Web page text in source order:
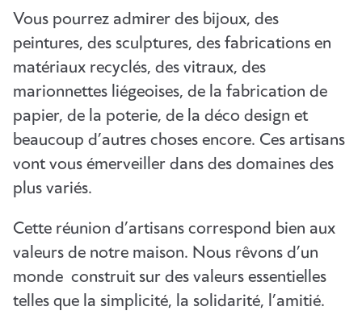
Vous pourrez admirer des bijoux, des
peintures, des sculptures, des fabrications en
matériaux recyclés, des vitraux, des
marionnettes liégeoises, de la fabrication de
papier, de la poterie, de la déco design et
beaucoup d’autres choses encore. Ces artisans
vont vous émerveiller dans des domaines des
plus variés.
Cette réunion d’artisans correspond bien aux
valeurs de notre maison. Nous rêvons d’un
monde construit sur des valeurs essentielles
telles que la simplicité, la solidarité, l’amitié.